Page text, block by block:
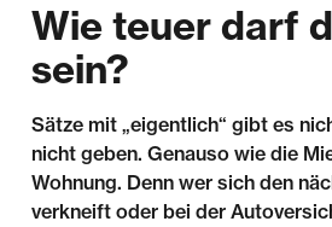
Wie teuer darf
sein?
Sätze mit „eigentlich“ gibt es
nicht geben. Genauso wie die
Wohnung. Denn wer sich den
verkneift oder bei der